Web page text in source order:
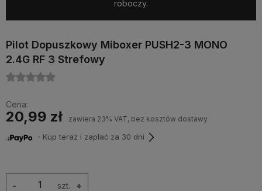
roboczy.
Pilot Dopuszkowy Miboxer PUSH2-3 MONO
2.4G RF 3 Strefowy
Cena:
20,99 zł zawiera 23% VAT, bez kosztów dostawy
・Kup teraz i zapłać za 30 dni
szt. +
-